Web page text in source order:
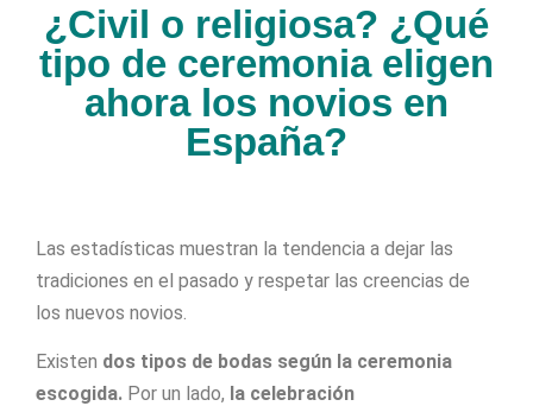
¿Civil o religiosa? ¿Qué
tipo de ceremonia eligen
ahora los novios en
España?
Las estadísticas muestran la tendencia a dejar las
tradiciones en el pasado y respetar las creencias de
los nuevos novios.
Existen dos tipos de bodas según la ceremonia
escogida. Por un lado, la celebración